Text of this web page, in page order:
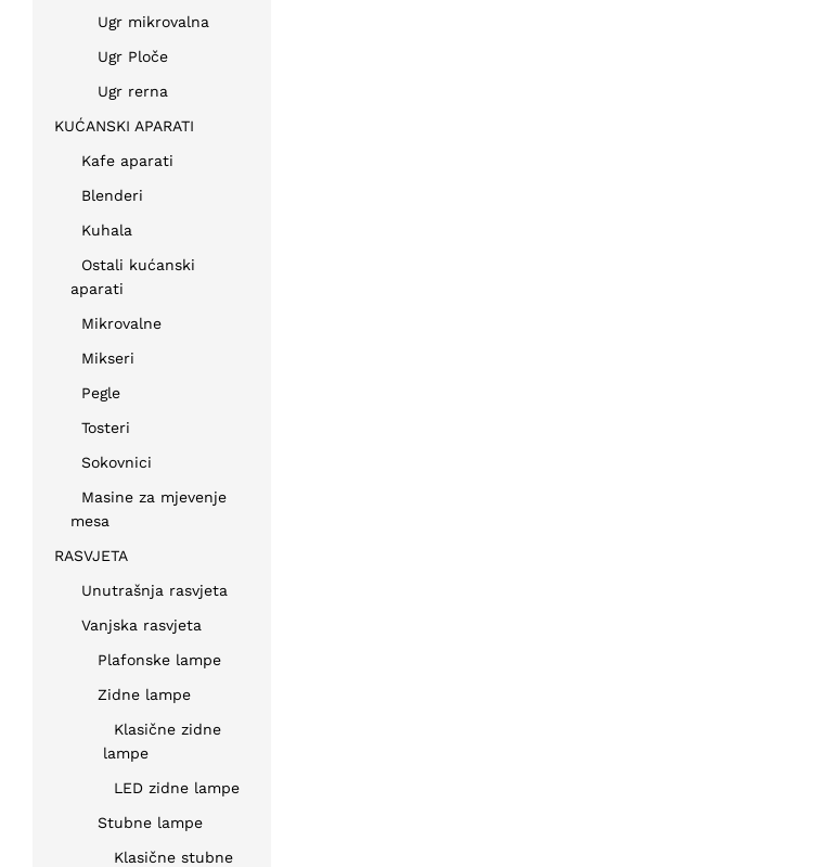
Ugr mikrovalna
Ugr Ploče
Ugr rerna
KUĆANSKI APARATI
Kafe aparati
Blenderi
Kuhala
Ostali kućanski
aparati
Mikrovalne
Mikseri
Pegle
Tosteri
Sokovnici
Masine za mjevenje
mesa
RASVJETA
Unutrašnja rasvjeta
Vanjska rasvjeta
Plafonske lampe
Zidne lampe
Klasične zidne
lampe
LED zidne lampe
Stubne lampe
Klasične stubne